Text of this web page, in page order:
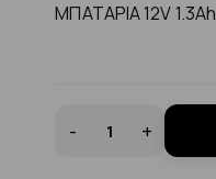
ΜΠΑΤΑΡΙΑ 12V 1.3Ah
- +